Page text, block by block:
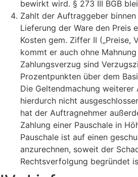
bewirkt wird. § 273 III BGB
Zahlt der Auftraggeber binnen
Lieferung der Ware den Preis
Kosten gem. Ziffer II („Preise,
kommt er auch ohne
Zahlungsverzug sind
Prozentpunkten über dem
Die Geltendmachung weiterer
hierdurch nicht
hat der Auftragnehmer
Zahlung einer Pauschale in
Pauschale ist auf einen
anzurechnen, soweit der
Rechtsverfolgung begründet